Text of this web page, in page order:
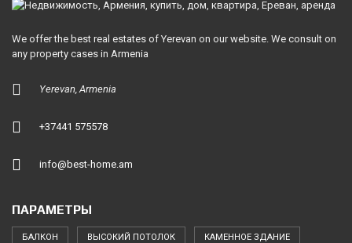
We offer the best real estates of Yerevan on our website. We consult on
any property cases in Armenia
Yerevan, Armenia
+37441 575578
info@best-home.am
ПАРАМЕТРЫ
БАЛКОН ВЫСОКИЙ ПОТОЛОК КАМЕННОЕ ЗДАНИЕ